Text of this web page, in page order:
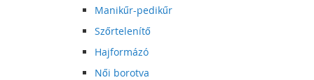
Manikűr-pedikűr
Szőrtelenítő
Hajformázó
Női borotva